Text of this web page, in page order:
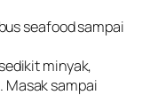
seafood sampai
minyak,
Masak sampai